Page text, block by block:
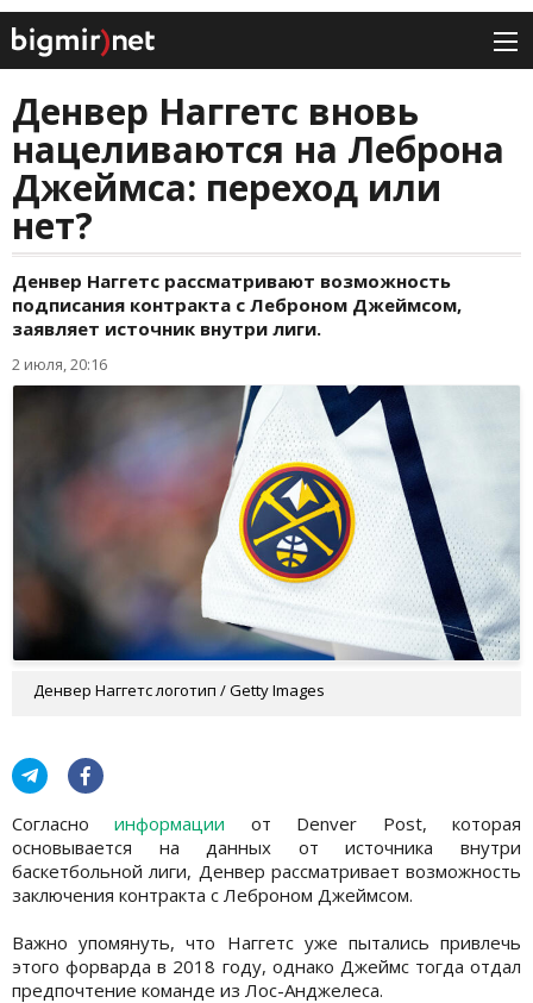
Денвер Наггетс вновь
нацеливаются на Леброна
Джеймса: переход или
нет?
Денвер Наггетс рассматривают возможность
подписания контракта с Леброном Джеймсом,
заявляет источник внутри лиги.
2 июля, 20:16
Денвер Наггетс логотип / Getty Images
Согласноинформации от Denver Post, которая
основывается на данных от источника внутри
баскетбольной лиги, Денвер рассматривает возможность
заключения контракта с Леброном Джеймсом.
Важно упомянуть, что Наггетс уже пытались привлечь
этого форварда в 2018 году, однако Джеймс тогда отдал
предпочтение команде из Лос-Анджелеса.